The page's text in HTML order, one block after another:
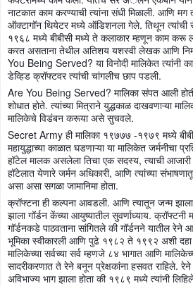
नाटकात काम करण्याची त्यांना संधी मिळाली. आणि मग
ऑक्टागॉन थियेटर मध्ये ऑडिशनला गेले. तिथून त्यांची
१९६८ मध्ये बीबीसी मध्ये ते कलाकार म्हणून काम करू
करत असताना तेथील अतिशय यशस्वी लेखक आणि
You Being Served? या विनोदी मालिकेत त्यांनी
डेव्हिड क्रॉफ्टवर त्यांची चांगलीच छाप पडली.
Are You Being Served? मालिका संपत आली
शोधात होते. त्यांच्या मित्राने युद्धकाळ दाखवणाऱ्या
मालिकेचे विडंबन करूया असे सुचवले.
Secret Army ही मालिका १९७७७ -१९७९ मध्ये
महायुद्धाच्या काळात घडणाऱ्या या मालिकेत जर्मनीचा
हॉटेल मालक असलेला तिचा एक सदस्य, त्याची
हॉटेलात येणारे जर्मन अधिकारी, आणि त्यांच्या
असा असा सगळा जामानिमा होता.
क्रॉफ्टना ही कल्पना आवडली. आणि त्यातून जन्म
झाला गॉर्डन केंच्या आयुष्यातील सुवर्णाध्याय. क्रॉफ्टनी
गॉर्डनकडे पाठवताना सांगितले की गॉर्डनने यातील रेने
भूमिका स्वीकारली आणि पुढे १९८२ ते १९९२ अशी दहा
मालिकेच्या सर्वच्या सर्व म्हणजे ८४ भागात आणि
सादरीकरणात ते रेने बनून प्रेक्षकांना हसवत राहिले. रेने
अविभाज्य भाग झाला होता की १९८९ मध्ये त्यांनी